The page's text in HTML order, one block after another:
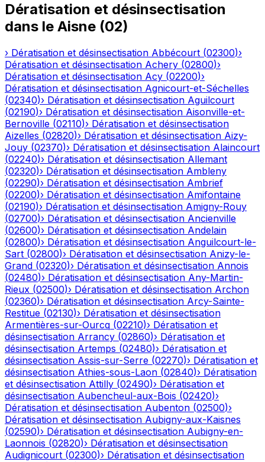
Dératisation et désinsectisation
dans le Aisne (02)
› Dératisation et désinsectisation Abbécourt (02300)›
Dératisation et désinsectisation Achery (02800)›
Dératisation et désinsectisation Acy (02200)›
Dératisation et désinsectisation Agnicourt-et-Séchelles
(02340)› Dératisation et désinsectisation Aguilcourt
(02190)› Dératisation et désinsectisation Aisonville-et-
Bernoville (02110)› Dératisation et désinsectisation
Aizelles (02820)› Dératisation et désinsectisation Aizy-
Jouy (02370)› Dératisation et désinsectisation Alaincourt
(02240)› Dératisation et désinsectisation Allemant
(02320)› Dératisation et désinsectisation Ambleny
(02290)› Dératisation et désinsectisation Ambrief
(02200)› Dératisation et désinsectisation Amifontaine
(02190)› Dératisation et désinsectisation Amigny-Rouy
(02700)› Dératisation et désinsectisation Ancienville
(02600)› Dératisation et désinsectisation Andelain
(02800)› Dératisation et désinsectisation Anguilcourt-le-
Sart (02800)› Dératisation et désinsectisation Anizy-le-
Grand (02320)› Dératisation et désinsectisation Annois
(02480)› Dératisation et désinsectisation Any-Martin-
Rieux (02500)› Dératisation et désinsectisation Archon
(02360)› Dératisation et désinsectisation Arcy-Sainte-
Restitue (02130)› Dératisation et désinsectisation
Armentières-sur-Ourcq (02210)› Dératisation et
désinsectisation Arrancy (02860)› Dératisation et
désinsectisation Artemps (02480)› Dératisation et
désinsectisation Assis-sur-Serre (02270)› Dératisation et
désinsectisation Athies-sous-Laon (02840)› Dératisation
et désinsectisation Attilly (02490)› Dératisation et
désinsectisation Aubencheul-aux-Bois (02420)›
Dératisation et désinsectisation Aubenton (02500)›
Dératisation et désinsectisation Aubigny-aux-Kaisnes
(02590)› Dératisation et désinsectisation Aubigny-en-
Laonnois (02820)› Dératisation et désinsectisation
Audignicourt (02300)› Dératisation et désinsectisation